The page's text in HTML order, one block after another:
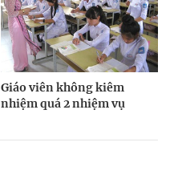
Giáo viên không kiêm
nhiệm quá 2 nhiệm vụ